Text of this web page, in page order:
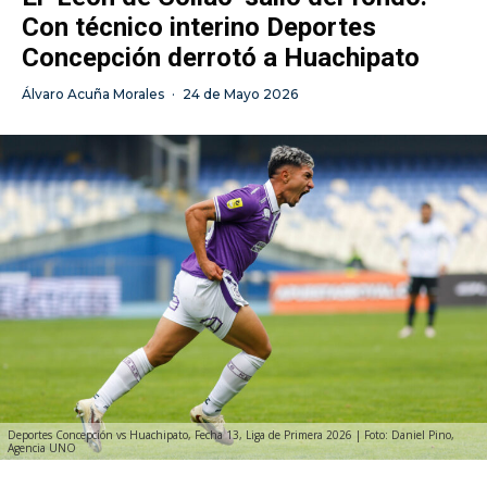
Con técnico interino Deportes
Concepción derrotó a Huachipato
Álvaro Acuña Morales · 24 de Mayo 2026
Deportes Concepción vs Huachipato, Fecha 13, Liga de Primera 2026 | Foto: Daniel Pino,
Agencia UNO